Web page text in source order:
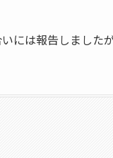
には報告しました